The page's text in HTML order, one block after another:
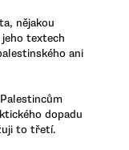
nějakou
textech
ani
dopadu
to třetí.